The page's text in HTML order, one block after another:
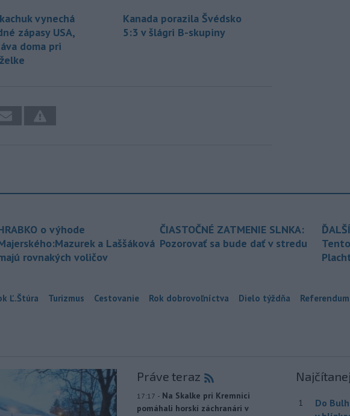
vynechá
zápasy USA,
doma pri
Kanada porazila Švédsko
5:3 v šlágri B-skupiny
o výhode
a Laššáková
rovnakých voličov
ČIASTOČNÉ ZATMENIE SLNKA:
Pozorovať sa bude dať v stredu
Ľ.Štúra Turizmus Cestovanie Rok dobrovoľníctva Dielo týždňa Referendum
Práve teraz
17:17 - Na Skalke pri Kremnici
pomáhali horskí záchranári v
1
Do